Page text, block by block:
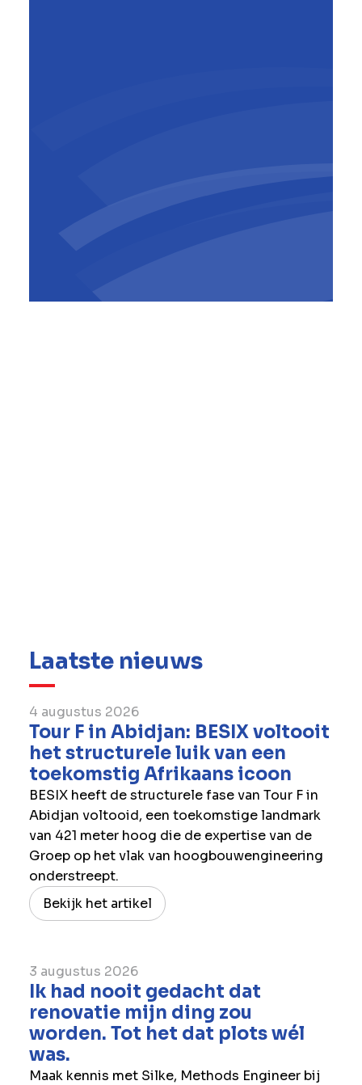
Laatste nieuws
4 augustus 2026
Tour F in Abidjan: BESIX voltooit
het structurele luik van een
toekomstig Afrikaans icoon
BESIX heeft de structurele fase van Tour F in
Abidjan voltooid, een toekomstige landmark
van 421 meter hoog die de expertise van de
Groep op het vlak van hoogbouwengineering
onderstreept.
Bekijk het artikel
3 augustus 2026
Ik had nooit gedacht dat
renovatie mijn ding zou
worden. Tot het dat plots wél
was.
Maak kennis met Silke, Methods Engineer bij